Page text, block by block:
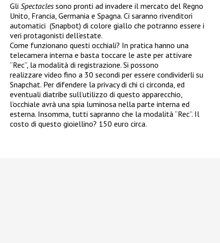
Gli Spectaclessono pronti ad invadere il mercato del Regno
Unito, Francia, Germania e Spagna. Ci saranno rivenditori
automatici (Snapbot) di colore giallo che potranno essere i
veri protagonisti dell’estate.
Come funzionano questi occhiali? In pratica hanno una
telecamera interna e basta toccare le aste per attivare
“Rec”, la modalità di registrazione. Si possono
realizzare video fino a 30 secondi per essere condividerli su
Snapchat. Per difendere la privacy di chi ci circonda, ed
eventuali diatribe sull’utilizzo di questo apparecchio,
l’occhiale avrà una spia luminosa nella parte interna ed
esterna. Insomma, tutti sapranno che la modalità “Rec”. Il
costo di questo gioiellino? 150 euro circa.